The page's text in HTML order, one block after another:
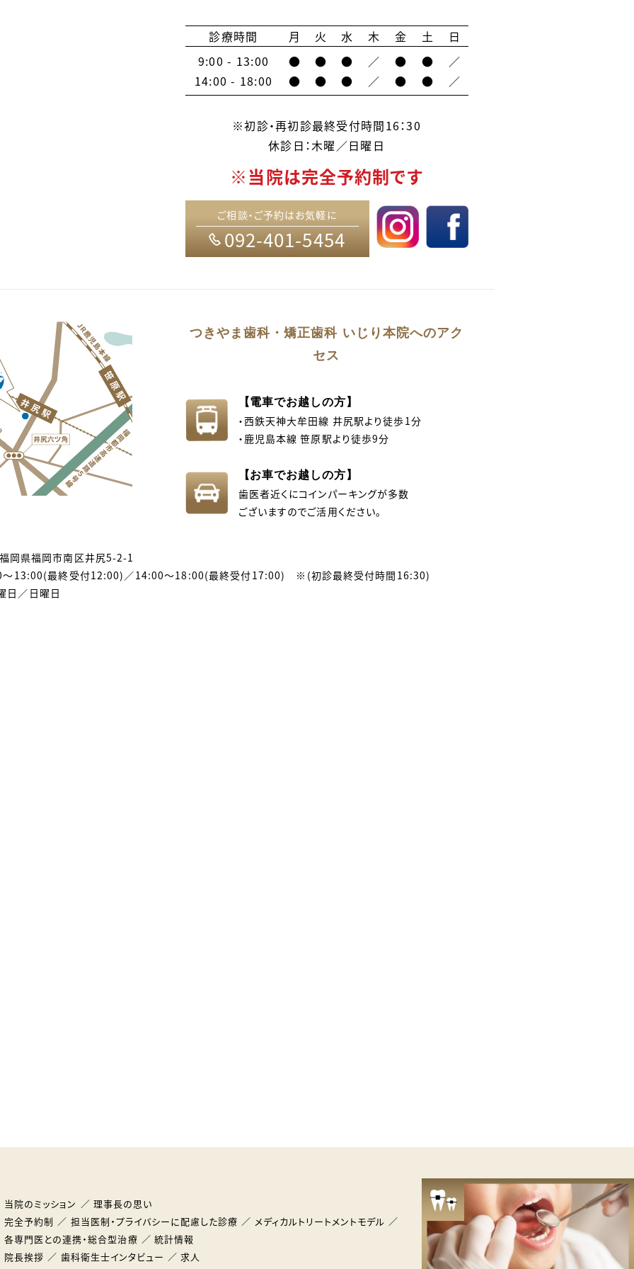
診療時間 月 火 水 木 金 土
日
9:00 - 13:00
● ● ● ／ ● ●
／
14:00 - 18:00
● ● ● ／ ● ● ／
※初診・再初診最終受付時間16：30
休診日：木曜／日曜日
※当院は完全予約制です
ご相談・ご予約はお気軽に
092-401-5454
つきやま歯科・矯正歯科 いじり本院へのアク
セス
【電車でお越しの方】
・西鉄天神大牟田線 井尻駅より徒歩1分
・鹿児島本線 笹原駅より徒歩9分
【お車でお越しの方】
歯医者近くにコインパーキングが多数
ございますのでご活用ください。
岡県福岡市南区井尻5-2-1
13:00(最終受付12:00)／14:00～18:00(最終受付17:00) ※(初診最終受付時間16:30)
日／日曜日
当院のミッション
理事長の思い
完全予約制
担当医制・プライバシーに配慮した診療
メディカルトリートメントモデル
各専門医との連携・総合型治療
統計情報
院長挨拶
歯科衛生士インタビュー
求人